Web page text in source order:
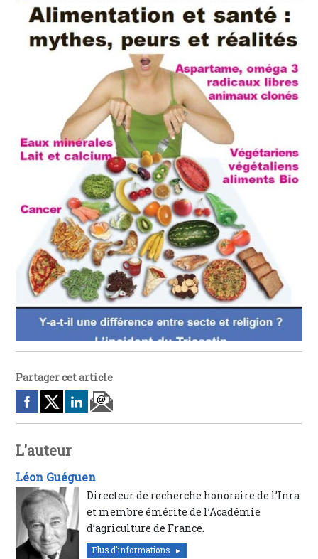
Partager cet article
L'auteur
Léon Guéguen
Directeur de recherche honoraire de l’Inra
et membre émérite de l’Académie
d’agriculture de France.
Plus d'informations